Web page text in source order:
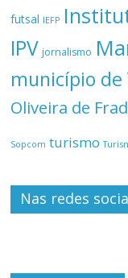
futsal IEFP
IPV jornalismo
município de
Oliveira de
Sopcom turismo
Nas redes